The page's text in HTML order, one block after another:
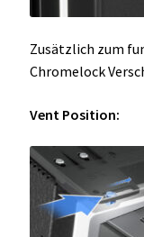
Zusätzlich zum
Chromelock
Vent Position: